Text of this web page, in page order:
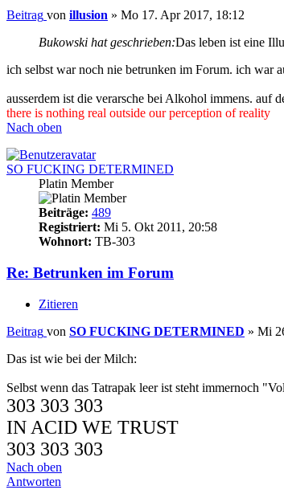
Beitrag von illusion » Mo 17. Apr 2017, 18:12
Bukowski hat geschrieben:Das leben ist eine
ich selbst war noch nie betrunken im Forum. ich war
ausserdem ist die verarsche bei Alkohol immens. auf
there is nothing real outside our perception of reality
Nach oben
SO FUCKING DETERMINED
Platin Member
Beiträge: 489
Registriert: Mi 5. Okt 2011, 20:58
Wohnort: TB-303
Re: Betrunken im Forum
Zitieren
Beitrag von SO FUCKING DETERMINED » Mi
Das ist wie bei der Milch:
Selbst wenn das Tatrapak leer ist steht immernoch
303 303 303
IN ACID WE TRUST
303 303 303
Nach oben
Antworten